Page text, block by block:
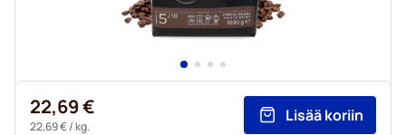
22,69 €
22,69 €/ kg.
Lisää koriin